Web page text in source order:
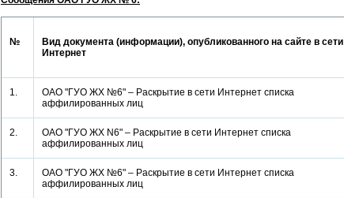
№
Вид документа (информации), опубликованного на сайте в сети
Интернет
1.
ОАО "ГУО ЖХ №6" – Раскрытие в сети Интернет списка
аффилированных лиц
2.
ОАО "ГУО ЖХ N6" – Раскрытие в сети Интернет списка
аффилированных лиц
3.
ОАО "ГУО ЖХ №6" – Раскрытие в сети Интернет списка
аффилированных лиц